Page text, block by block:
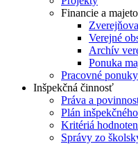
Financie a
Verejné
Archív
Ponuka
Pracovné ponuky
Inšpekčná činnosť
Práva a
Plán
Kritériá
Správy zo